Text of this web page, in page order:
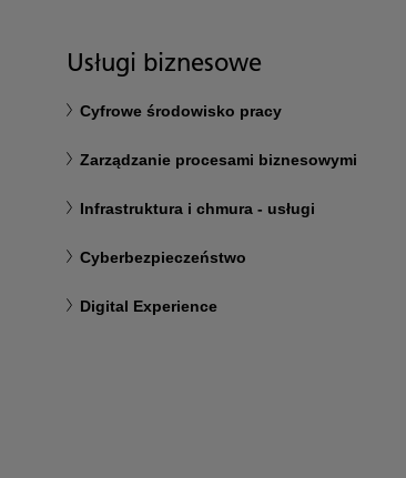
Usługi biznesowe
Cyfrowe środowisko pracy
Zarządzanie procesami biznesowymi
Infrastruktura i chmura - usługi
Cyberbezpieczeństwo
Digital Experience